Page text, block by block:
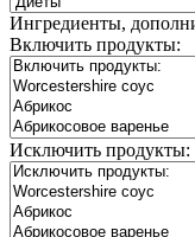
Ингредиенты,
Включить продукты:
Исключить продукты: